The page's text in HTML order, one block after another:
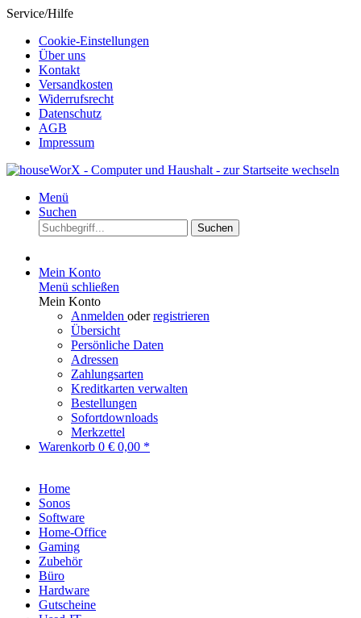
Service/Hilfe
Cookie-Einstellungen
Über uns
Kontakt
Versandkosten
Widerrufsrecht
Datenschutz
AGB
Impressum
Menü
Suchen
Suchen
Mein Konto
Menü schließen
Mein Konto
Anmelden oderregistrieren
Übersicht
Persönliche Daten
Adressen
Zahlungsarten
Kreditkarten verwalten
Bestellungen
Sofortdownloads
Merkzettel
Warenkorb 0 € 0,00 *
Home
Sonos
Software
Home-Office
Gaming
Zubehör
Büro
Hardware
Gutscheine